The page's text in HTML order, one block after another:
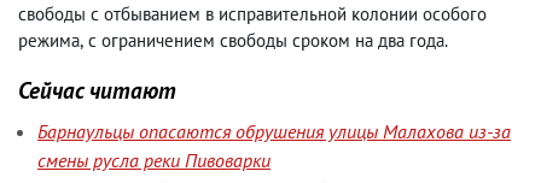
свободы с отбыванием в исправительной колонии особого
режима, с ограничением свободы сроком на два года.
Сейчас читают
Барнаульцы опасаются обрушения улицы Малахова из-за
смены русла реки Пивоварки